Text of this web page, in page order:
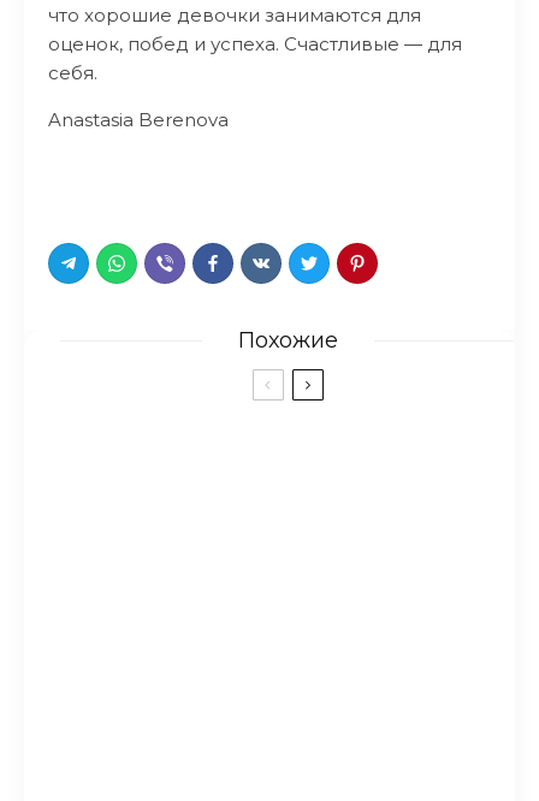
что хорошие девочки занимаются для
оценок, побед и успеха. Счастливые — для
себя.
Anastasia Berenova
Похожие